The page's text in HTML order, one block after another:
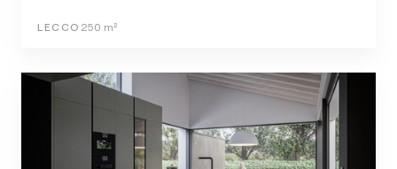
LECCO 250 m²